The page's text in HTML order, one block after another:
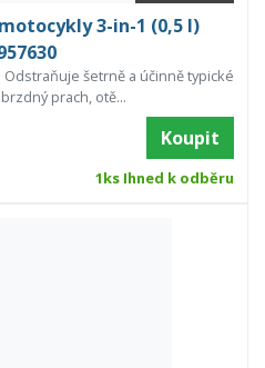
motocykly 3-in-1 (0,5 l)
šetrně a účinně typické
prach, otě...
Koupit
1ks Ihned k odběru